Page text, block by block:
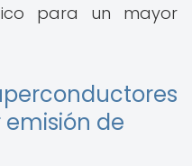
para un mayor
de